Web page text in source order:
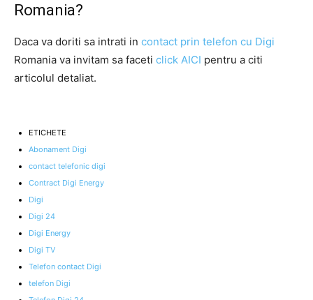
Romania?
Daca va doriti sa intrati in contact prin telefon cu Digi
Romania va invitam sa faceti click AICI pentru a citi
articolul detaliat.
ETICHETE
Abonament Digi
contact telefonic digi
Contract Digi Energy
Digi
Digi 24
Digi Energy
Digi TV
Telefon contact Digi
telefon Digi